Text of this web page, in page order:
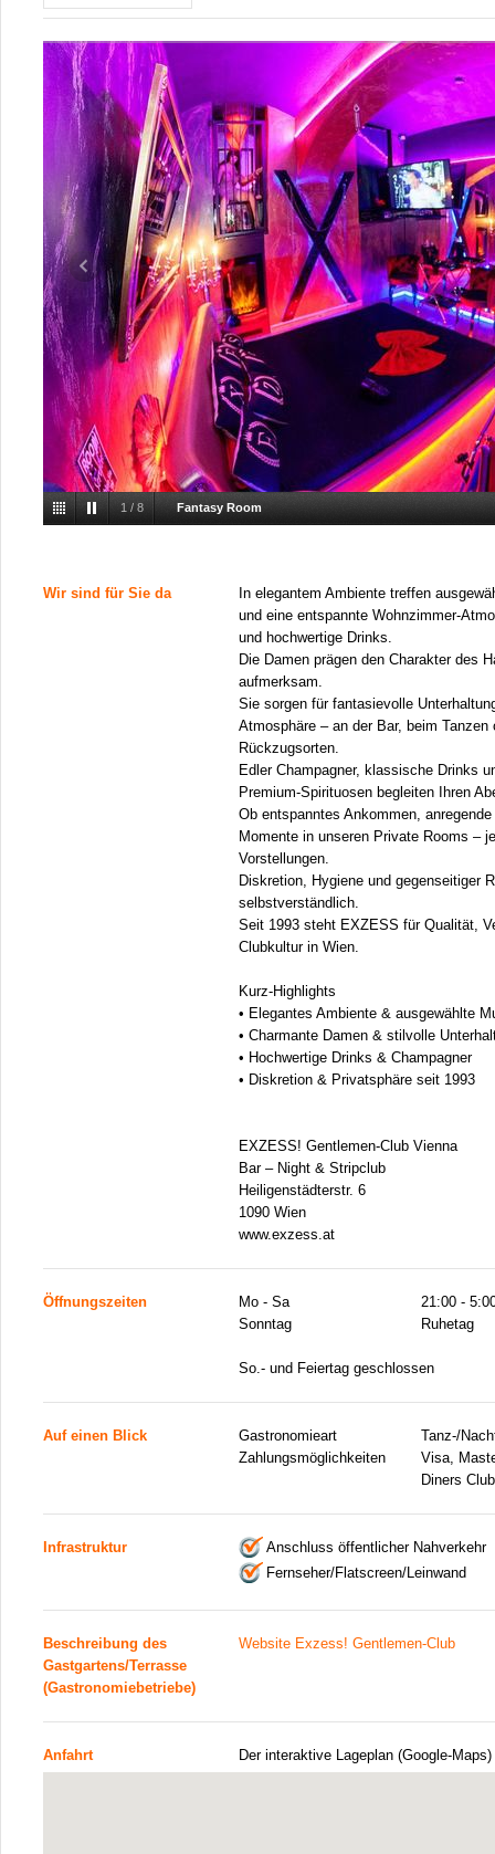
1 / 8 Fantasy Room
Wir sind für Sie da
In elegantem Ambiente treffen
und eine entspannte Wohnzimmer-
und hochwertige Drinks.
Die Damen prägen den Charakter des
aufmerksam.
Sie sorgen für fantasievolle
Atmosphäre – an der Bar, beim Tanzen
Rückzugsorten.
Edler Champagner, klassische Drinks
Premium-Spirituosen begleiten Ihren
Ob entspanntes Ankommen,
Momente in unseren Private Rooms –
Vorstellungen.
Diskretion, Hygiene und gegenseitiger
selbstverständlich.
Seit 1993 steht EXZESS für Qualität,
Clubkultur in Wien.
Kurz-Highlights
• Elegantes Ambiente & ausgewählte
• Charmante Damen & stilvolle
• Hochwertige Drinks & Champagner
• Diskretion & Privatsphäre seit 1993
EXZESS! Gentlemen-Club Vienna
Bar – Night & Stripclub
Heiligenstädterstr. 6
1090 Wien
www.exzess.at
Öffnungszeiten Mo - Sa
21:00 -
Sonntag
Ruhetag
So.- und Feiertag geschlossen
Auf einen Blick Gastronomieart
Tanz-/
Zahlungsmöglichkeiten
Visa,
Diners
Infrastruktur
Anschluss öffentlicher Nahverkehr
Fernseher/Flatscreen/Leinwand
Beschreibung des
Gastgartens/Terrasse
(Gastronomiebetriebe)
Website Exzess! Gentlemen-Club
Anfahrt Der interaktive Lageplan (Google-